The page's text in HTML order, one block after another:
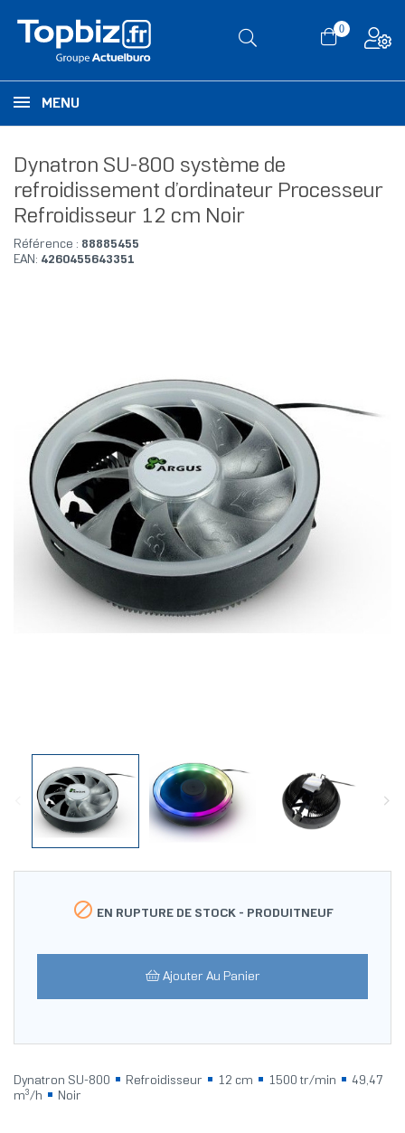
0
MENU
Dynatron SU-800 système de
refroidissement d’ordinateur Processeur
Refroidisseur 12 cm Noir
Référence : 88885455
EAN: 4260455643351
 EN RUPTURE DE STOCK - PRODUITNEUF
Ajouter Au Panier
Dynatron SU-800 Refroidisseur 12 cm 1500 tr/min
49,47
m³/h
Noir